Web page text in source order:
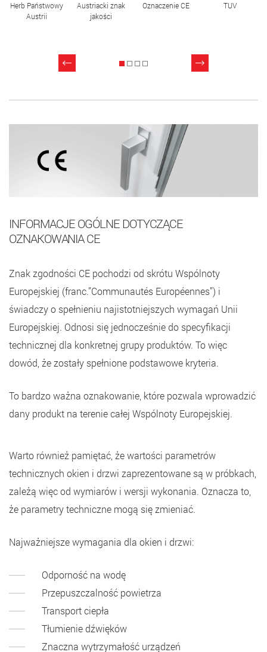
Herb Państwowy
Austrii
Austriacki znak
jakości
Oznaczenie CE TUV
INFORMACJE OGÓLNE DOTYCZĄCE
OZNAKOWANIA CE
Znak zgodności CE pochodzi od skrótu Wspólnoty
Europejskiej (franc.”Communautés Européennes”) i
świadczy o spełnieniu najistotniejszych wymagań Unii
Europejskiej. Odnosi się jednocześnie do specyfikacji
technicznej dla konkretnej grupy produktów. To więc
dowód, że zostały spełnione podstawowe kryteria.
To bardzo ważna oznakowanie, które pozwala wprowadzić
dany produkt na terenie całej Wspólnoty Europejskiej.
Warto również pamiętać, że wartości parametrów
technicznych okien i drzwi zaprezentowane są w próbkach,
zależą więc od wymiarów i wersji wykonania. Oznacza to,
że parametry techniczne mogą się zmieniać.
Najważniejsze wymagania dla okien i drzwi:
Odporność na wodę
Przepuszczalność powietrza
Transport ciepła
Tłumienie dźwięków
Znaczna wytrzymałość urządzeń